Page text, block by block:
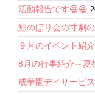
活動報告です😆😆
鯉のぼり会の寸劇
９月のイベント紹
8月の行事紹介～夏
成華園デイサービ